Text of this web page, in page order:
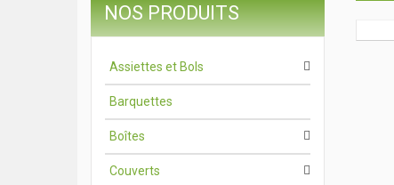
NOS PRODUITS
Assiettes et Bols
Barquettes
Boîtes
Couverts